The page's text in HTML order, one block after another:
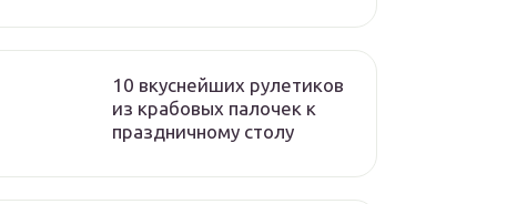
10 вкуснейших рулетиков
из крабовых палочек к
праздничному столу